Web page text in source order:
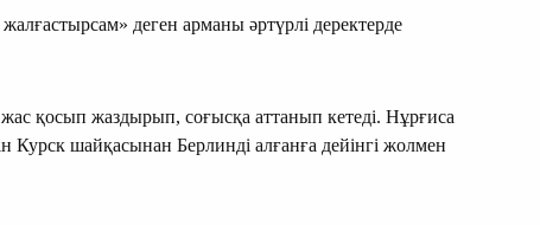
деген арманы әртүрлі деректерде
қосып жаздырып, соғысқа аттанып кетеді. Нұрғиса
Курск шайқасынан Берлинді алғанға дейінгі жолмен